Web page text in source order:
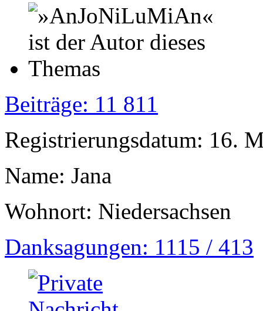
Beiträge: 11 811
Registrierungsdatum: 16.
Name: Jana
Wohnort: Niedersachsen
Danksagungen: 1115 / 413